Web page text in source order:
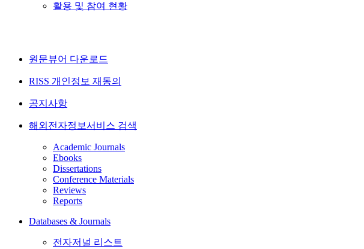
활용 및 참여 현황
원문뷰어 다운로드
RISS 개인정보 재동의
공지사항
해외전자정보서비스 검색
Academic Journals
Ebooks
Dissertations
Conference Materials
Reviews
Reports
Databases & Journals
전자저널 리스트